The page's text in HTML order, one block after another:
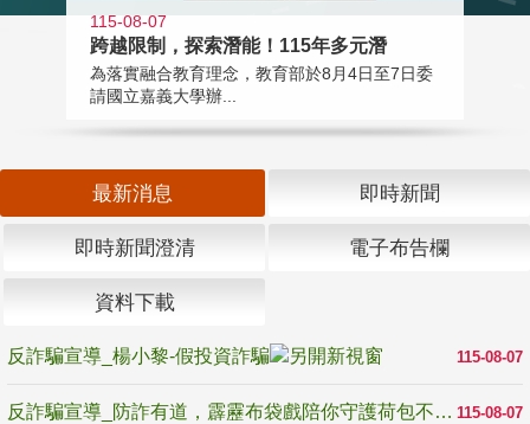
115-08-07
跨越限制，探索潛能！115年多元潛
為落實融合教育理念，教育部於8月4日至7日委
請國立嘉義大學辦...
最新消息 即時新聞
即時新聞澄清 電子布告欄
資料下載
115-08-07
反詐騙宣導_楊小黎-假投資詐騙
115-08-07
反詐騙宣導_防詐有道，霹靂布袋戲陪你守護荷包不受騙